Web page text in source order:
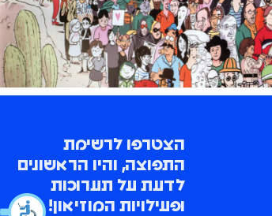
הצטרפו לרשימת
התפוצה, והיו הראשונים
לדעת על תערוכות
ופעילויות המוזיאון!